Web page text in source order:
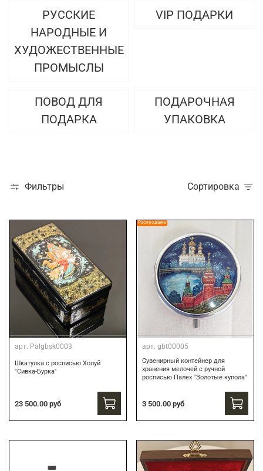
РУССКИЕ
НАРОДНЫЕ И
ХУДОЖЕСТВЕННЫЕ
ПРОМЫСЛЫ
VIP ПОДАРКИ
ПОВОД ДЛЯ
ПОДАРКА
ПОДАРОЧНАЯ
УПАКОВКА
Фильтры Сортировка
арт. Palgbsk0003
Шкатулка с росписью Холуй
"Сивка-Бурка"
23 500.00 руб
Распродажа
арт. gbt00005
Сувенирный контейнер для
хранения мелочей с ручной
росписью Палех "Золотые купола"
3 500.00 руб